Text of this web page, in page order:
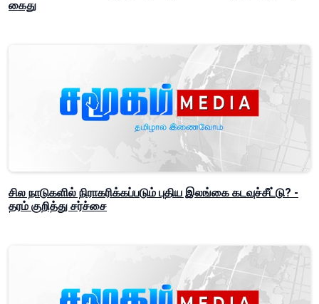
கைது
சில நாடுகளில் நிராகரிக்கப்படும் புதிய இலங்கை கடவுச்சீட்டு? -
தரம் குறித்து சர்ச்சை